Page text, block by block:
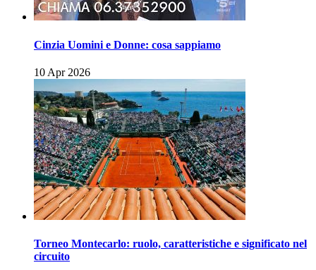
Cinzia Uomini e Donne: cosa sappiamo
10 Apr 2026
Torneo Montecarlo: ruolo, caratteristiche e significato nel
circuito